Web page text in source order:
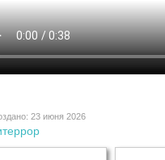
23 июня 2026